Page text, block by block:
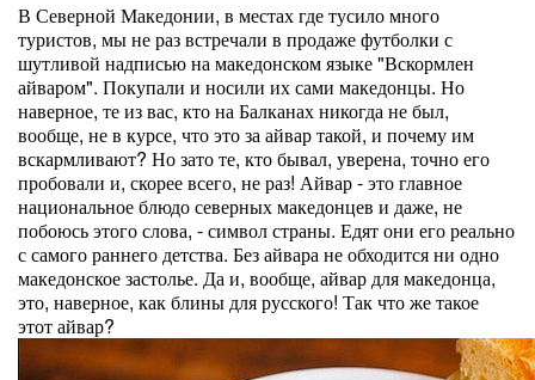
В Северной Македонии, в местах где тусило много
туристов, мы не раз встречали в продаже футболки с
шутливой надписью на македонском языке "Вскормлен
айваром". Покупали и носили их сами македонцы. Но
наверное, те из вас, кто на Балканах никогда не был,
вообще, не в курсе, что это за айвар такой, и почему им
вскармливают? Но зато те, кто бывал, уверена, точно его
пробовали и, скорее всего, не раз! Айвар - это главное
национальное блюдо северных македонцев и даже, не
побоюсь этого слова, - символ страны. Едят они его реально
с самого раннего детства. Без айвара не обходится ни одно
македонское застолье. Да и, вообще, айвар для македонца,
это, наверное, как блины для русского! Так что же такое
этот айвар?